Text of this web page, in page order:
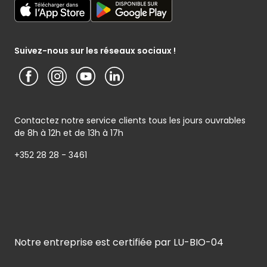
Suivez-nous sur les réseaux sociaux !
Contactez notre service clients tous les jours ouvrables
de 8h à 12h et de 13h à 17h
+352 28 28 - 3461
Media / Presse
Présentation du groupe (PDF)
Service photo
Notice d’information Cactus et Caterman (de Schnékert
Conditions générales de garantie
Notre entreprise est certifiée par LU-BIO-04